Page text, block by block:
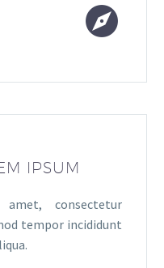


IPSUM
consectetur
tempor incididunt